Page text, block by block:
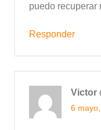
puedo recuperar
Responder
Victor
6